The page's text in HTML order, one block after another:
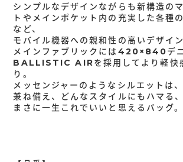
シンプルなデザインながらも新構造の
トやメインポケット内の充実した各種
など、
モバイル機器への親和性の高いデザイ
メインファブリックには420×840デ
BALLISTIC AIRを採用してより軽快
り。
メッセンジャーのようなシルエットは
兼ね備え、どんなスタイルにもハマる、
まさに一生これでいいと思えるバッグ。